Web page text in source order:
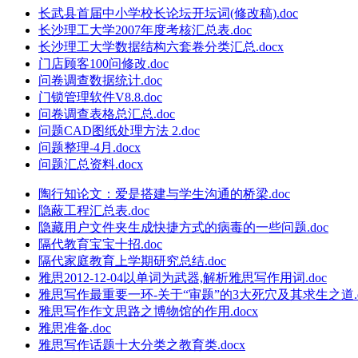
长武县首届中小学校长论坛开坛词(修改稿).doc
长沙理工大学2007年度考核汇总表.doc
长沙理工大学数据结构六套卷分类汇总.docx
门店顾客100问修改.doc
问卷调查数据统计.doc
门锁管理软件V8.8.doc
问卷调查表格总汇总.doc
问题CAD图纸处理方法 2.doc
问题整理-4月.docx
问题汇总资料.docx
陶行知论文：爱是搭建与学生沟通的桥梁.doc
隐蔽工程汇总表.doc
隐藏用户文件夹生成快捷方式的病毒的一些问题.doc
隔代教育宝宝十招.doc
隔代家庭教育上学期研究总结.doc
雅思2012-12-04以单词为武器,解析雅思写作用词.doc
雅思写作最重要一环-关于“审题”的3大死穴及其求生之道
雅思写作作文思路之博物馆的作用.docx
雅思准备.doc
雅思写作话题十大分类之教育类.docx